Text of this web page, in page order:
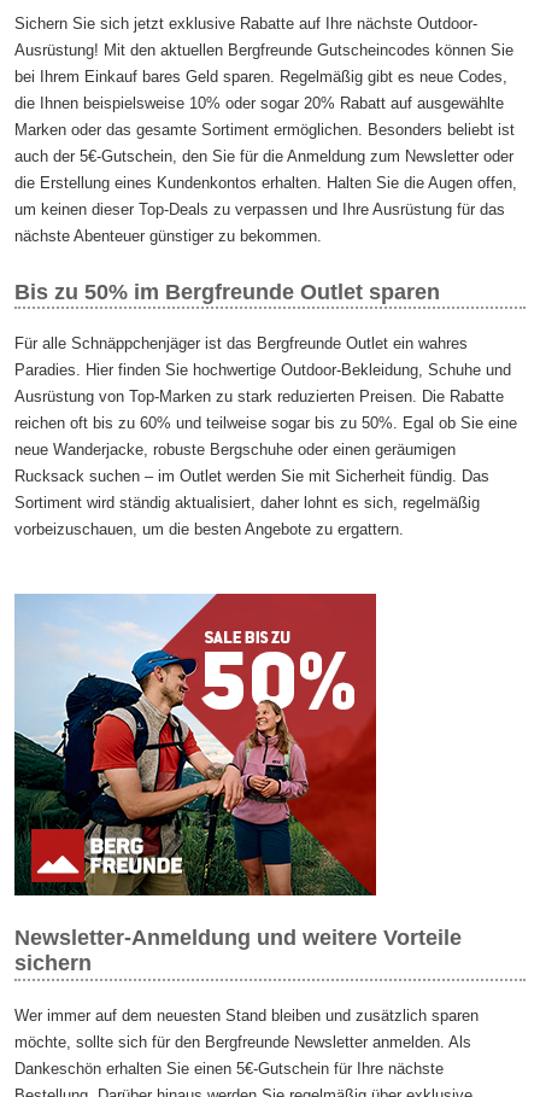
Sichern Sie sich jetzt exklusive Rabatte auf Ihre nächste Outdoor-
Ausrüstung! Mit den aktuellen Bergfreunde Gutscheincodes können Sie
bei Ihrem Einkauf bares Geld sparen. Regelmäßig gibt es neue Codes,
die Ihnen beispielsweise 10% oder sogar 20% Rabatt auf ausgewählte
Marken oder das gesamte Sortiment ermöglichen. Besonders beliebt ist
auch der 5€-Gutschein, den Sie für die Anmeldung zum Newsletter oder
die Erstellung eines Kundenkontos erhalten. Halten Sie die Augen offen,
um keinen dieser Top-Deals zu verpassen und Ihre Ausrüstung für das
nächste Abenteuer günstiger zu bekommen.
Bis zu 50% im Bergfreunde Outlet sparen
Für alle Schnäppchenjäger ist das Bergfreunde Outlet ein wahres
Paradies. Hier finden Sie hochwertige Outdoor-Bekleidung, Schuhe und
Ausrüstung von Top-Marken zu stark reduzierten Preisen. Die Rabatte
reichen oft bis zu 60% und teilweise sogar bis zu 50%. Egal ob Sie eine
neue Wanderjacke, robuste Bergschuhe oder einen geräumigen
Rucksack suchen – im Outlet werden Sie mit Sicherheit fündig. Das
Sortiment wird ständig aktualisiert, daher lohnt es sich, regelmäßig
vorbeizuschauen, um die besten Angebote zu ergattern.
Newsletter-Anmeldung und weitere Vorteile
sichern
Wer immer auf dem neuesten Stand bleiben und zusätzlich sparen
möchte, sollte sich für den Bergfreunde Newsletter anmelden. Als
Dankeschön erhalten Sie einen 5€-Gutschein für Ihre nächste